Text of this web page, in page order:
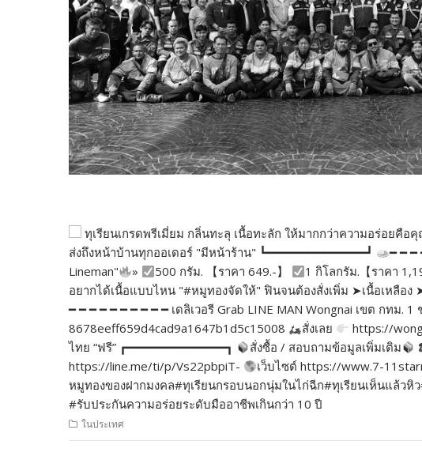
ทุเรียนเกรดพรีเมี่ยม กลิ่นทะลุ เนื้อทะลัก ให้มากกว่าความอร่อยคื
ส่งถึงหน้าบ้านทุกออเดอร์ "มีหน้าร้าน" ┗━━━━━━━━━━━━━━┛
━ ━ ━
Lineman"
» 500 กรัม. 【ราคา 649.-】 1 กิโลกรัม.【ราคา
อยากได้เนื้อแบบไหน "#หมูทองจัดให้" ฟินจนต้องสั่งเพิ่ม ➤เนื้อเหลื
━ ━ ━ ━ ━ ━ ━ ━ ━ ━ เดลิเวอรี Grab LINE MAN Wongnai เขต กทม. 1
8678eeff659d4cad9a1647b1d5c15008
สั่งเลย https://
ไทย “ฟรี” ┏━━━━━━━━━━━━━━┓
สั่งซื้อ / สอบถามข้อมูลเพิ่มเติม
https://line.me/ti/p/Vs22pbpiT-
เว็บไซต์ https://www.7-
หมูทองของฝากมงคล#ทุเรียนกรอบนอกนุ่มในไก่ฉีก#ทุเรียนเห็นแล้วหิ
#รับประกันความอร่อยระดับมืออาชีพเกินกว่า 10 ปี
ในประเทศ